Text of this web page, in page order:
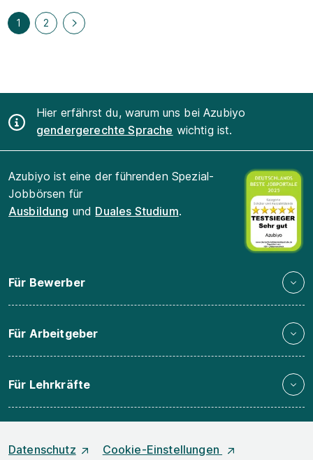
1 2
Hier erfährst du, warum uns bei Azubiyo
gendergerechte Sprache wichtig ist.
Azubiyo ist eine der führenden Spezial-
Jobbörsen für
Ausbildung und Duales Studium.
Für Bewerber
Für Arbeitgeber
Für Lehrkräfte
Datenschutz Cookie-Einstellungen